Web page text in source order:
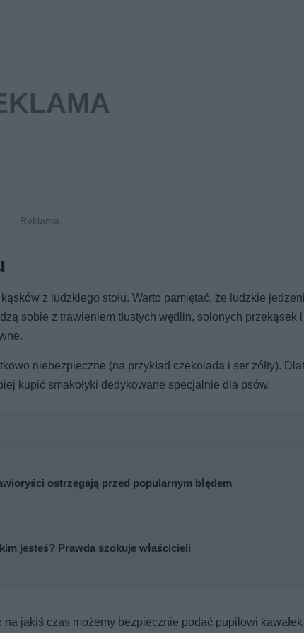
z ludzkiego stołu. Warto pamiętać, że ludzkie
sobie z trawieniem tłustych wędlin, solonych przekąsek
niebezpieczne (na przykład czekolada i ser żółty).
kupić smakołyki dedykowane specjalnie dla psów.
ostrzegają przed popularnym błędem
jesteś? Prawda szokuje właścicieli
jakiś czas możemy bezpiecznie podać pupilowi